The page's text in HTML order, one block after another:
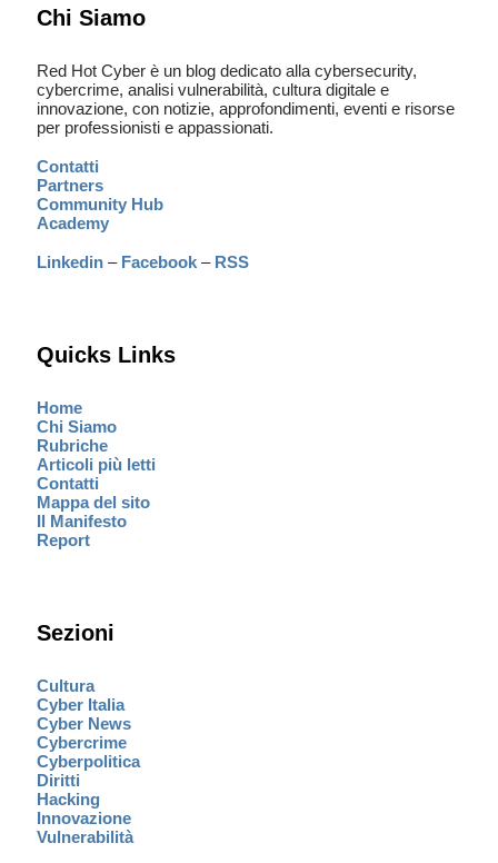
Chi Siamo
Red Hot Cyber è un blog dedicato alla cybersecurity,
cybercrime, analisi vulnerabilità, cultura digitale e
innovazione, con notizie, approfondimenti, eventi e risorse
per professionisti e appassionati.
Contatti
Partners
Community Hub
Academy
Linkedin – Facebook – RSS
Quicks Links
Home
Chi Siamo
Rubriche
Articoli più letti
Contatti
Mappa del sito
Il Manifesto
Report
Sezioni
Cultura
Cyber Italia
Cyber News
Cybercrime
Cyberpolitica
Diritti
Hacking
Innovazione
Vulnerabilità